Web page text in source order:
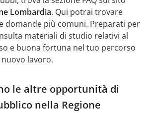
Lombardia. Qui potrai trovare
domande più comuni. Preparati per
materiali di studio relativi al
e buona fortuna nel tuo percorso
lavoro.
le altre opportunità di
nella Regione